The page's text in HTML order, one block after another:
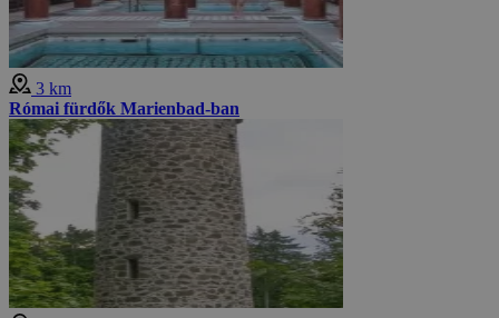
3 km
Római fürdők Marienbad-ban